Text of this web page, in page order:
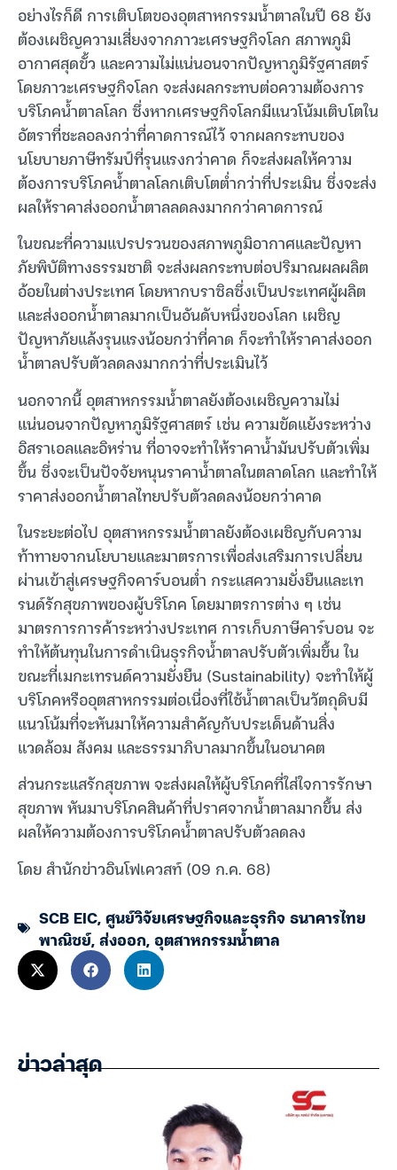
อย่างไรก็ดี การเติบโตของอุตสาหกรรมน้ำตาลในปี 68 ยัง
ต้องเผชิญความเสี่ยงจากภาวะเศรษฐกิจโลก สภาพภูมิ
อากาศสุดขั้ว และความไม่แน่นอนจากปัญหาภูมิรัฐศาสตร์
โดยภาวะเศรษฐกิจโลก จะส่งผลกระทบต่อความต้องการ
บริโภคน้ำตาลโลก ซึ่งหากเศรษฐกิจโลกมีแนวโน้มเติบโตใน
อัตราที่ชะลอลงกว่าที่คาดการณ์ไว้ จากผลกระทบของ
นโยบายภาษีทรัมป์ที่รุนแรงกว่าคาด ก็จะส่งผลให้ความ
ต้องการบริโภคน้ำตาลโลกเติบโตต่ำกว่าที่ประเมิน ซึ่งจะส่ง
ผลให้ราคาส่งออกน้ำตาลลดลงมากกว่าคาดการณ์
ในขณะที่ความแปรปรวนของสภาพภูมิอากาศและปัญหา
ภัยพิบัติทางธรรมชาติ จะส่งผลกระทบต่อปริมาณผลผลิต
อ้อยในต่างประเทศ โดยหากบราซิลซึ่งเป็นประเทศผู้ผลิต
และส่งออกน้ำตาลมากเป็นอันดับหนึ่งของโลก เผชิญ
ปัญหาภัยแล้งรุนแรงน้อยกว่าที่คาด ก็จะทำให้ราคาส่งออก
น้ำตาลปรับตัวลดลงมากกว่าที่ประเมินไว้
นอกจากนี้ อุตสาหกรรมน้ำตาลยังต้องเผชิญความไม่
แน่นอนจากปัญหาภูมิรัฐศาสตร์ เช่น ความขัดแย้งระหว่าง
อิสราเอลและอิหร่าน ที่อาจจะทำให้ราคาน้ำมันปรับตัวเพิ่ม
ขึ้น ซึ่งจะเป็นปัจจัยหนุนราคาน้ำตาลในตลาดโลก และทำให้
ราคาส่งออกน้ำตาลไทยปรับตัวลดลงน้อยกว่าคาด
ในระยะต่อไป อุตสาหกรรมน้ำตาลยังต้องเผชิญกับความ
ท้าทายจากนโยบายและมาตรการเพื่อส่งเสริมการเปลี่ยน
ผ่านเข้าสู่เศรษฐกิจคาร์บอนต่ำ กระแสความยั่งยืนและเท
รนด์รักสุขภาพของผู้บริโภค โดยมาตรการต่าง ๆ เช่น
มาตรการการค้าระหว่างประเทศ การเก็บภาษีคาร์บอน จะ
ทำให้ต้นทุนในการดำเนินธุรกิจน้ำตาลปรับตัวเพิ่มขึ้น ใน
ขณะที่เมกะเทรนด์ความยั่งยืน (Sustainability) จะทำให้ผู้
บริโภคหรืออุตสาหกรรมต่อเนื่องที่ใช้น้ำตาลเป็นวัตถุดิบมี
แนวโน้มที่จะหันมาให้ความสำคัญกับประเด็นด้านสิ่ง
แวดล้อม สังคม และธรรมาภิบาลมากขึ้นในอนาคต
ส่วนกระแสรักสุขภาพ จะส่งผลให้ผู้บริโภคที่ใส่ใจการรักษา
สุขภาพ หันมาบริโภคสินค้าที่ปราศจากน้ำตาลมากขึ้น ส่ง
ผลให้ความต้องการบริโภคน้ำตาลปรับตัวลดลง
โดย สำนักข่าวอินโฟเควสท์ (09 ก.ค. 68)
SCB EIC,ศูนย์วิจัยเศรษฐกิจและธุรกิจ ธนาคารไทย
พาณิชย์,ส่งออก,อุตสาหกรรมน้ำตาล
ข่าวล่าสุด